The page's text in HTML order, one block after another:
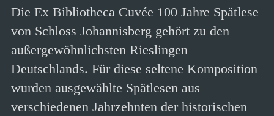
Die Ex Bibliotheca Cuvée 100 Jahre Spätlese
von Schloss Johannisberg gehört zu den
außergewöhnlichsten Rieslingen
Deutschlands. Für diese seltene Komposition
wurden ausgewählte Spätlesen aus
verschiedenen Jahrzehnten der historischen